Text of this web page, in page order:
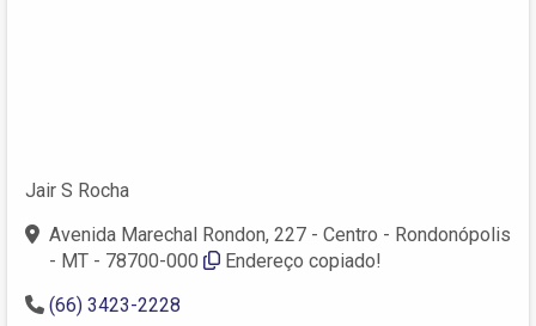
Jair S Rocha
Avenida Marechal Rondon, 227 - Centro - Rondonópolis
- MT - 78700-000
Endereço copiado!
(66) 3423-2228